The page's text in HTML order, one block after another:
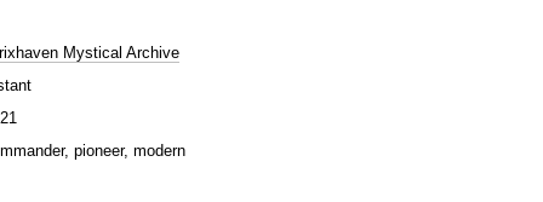
Mystical Archive
pioneer, modern